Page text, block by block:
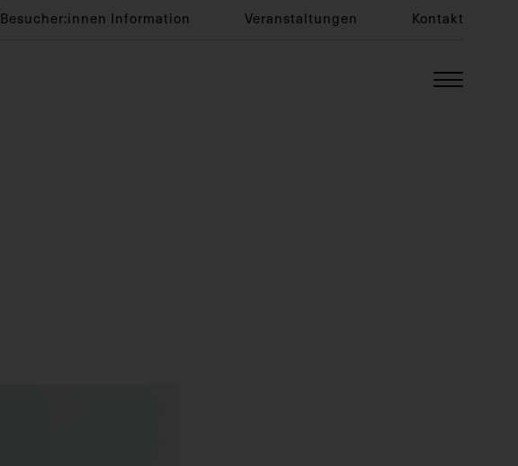
Besucher:innen Information Veranstaltungen Kontakt